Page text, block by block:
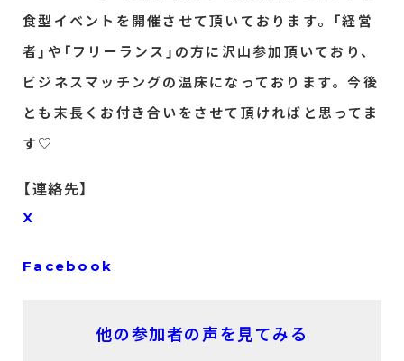
食型イベントを開催させて頂いております。「経営
者」や「フリーランス」の方に沢山参加頂いており、
ビジネスマッチングの温床になっております。今後
とも末長くお付き合いをさせて頂ければと思ってま
す♡
【連絡先】
X
Facebook
他の参加者の声を見てみる